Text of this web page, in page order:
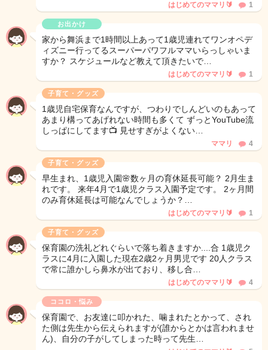
はじめてのママリ🔰 1
お出かけ
家から舞浜まで1時間以上あって1歳児連れてワンオペデ
ィズニー行ってるスーパーパワフルママいらっしゃいま
すか？ スケジュールなど教えて頂きたいで…
はじめてのママリ🔰 1
子育て・グッズ
1歳児自宅保育なんですが、つわりでしんどいのもあって
あまり構ってあげれない時間も多くて ずっとYouTube流
しっぱにしてます📺 見せすぎがよくない…
ママリ 4
子育て・グッズ
早生まれ、1歳児入園🌸数ヶ月の育休延長可能？ 2月生ま
れです。 来年4月で1歳児クラス入園予定です。 2ヶ月間
のみ育休延長は可能なんでしょうか？…
はじめてのママリ🔰 1
子育て・グッズ
保育園の洗礼どれぐらいで落ち着きますか....合 1歳児ク
ラスに4月に入園した現在2歳2ヶ月男児です 20人クラス
で常に誰かしら鼻水が出ており、移し合…
はじめてのママリ🔰 4
ココロ・悩み
保育園で、お友達に叩かれた、噛まれたとかって、され
た側は先生から伝えられますが(誰からとかは言われませ
ん)、自分の子がしてしまった時って先生…